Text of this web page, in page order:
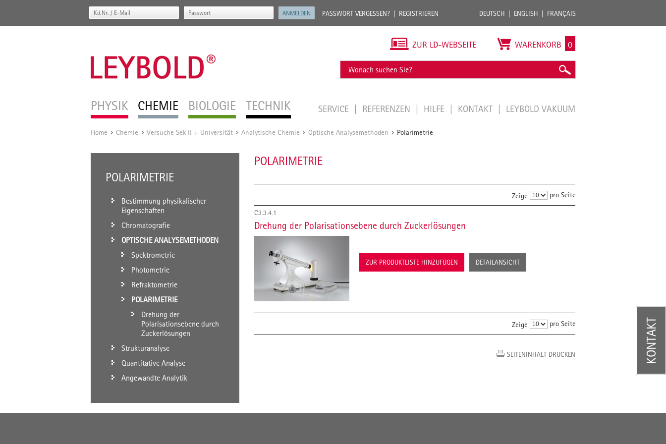
PASSWORT VERGESSEN? REGISTRIEREN DEUTSCH ENGLISH FRANÇAIS
PHYSIK CHEMIE BIOLOGIE TECHNIK
ZUR LD-WEBSEITE WARENKORB 0
SERVICE REFERENZEN HILFE KONTAKT LEYBOLD VAKUUM
Home / Chemie / Versuche Sek II + Universität / Analytische Chemie / Optische Analysemethoden / Polarimetrie
POLARIMETRIE
Bestimmung physikalischer
Eigenschaften
Chromatografie
OPTISCHE ANALYSEMETHODEN
Spektrometrie
Photometrie
Refraktometrie
POLARIMETRIE
Drehung der
Polarisationsebene durch
Zuckerlösungen
Strukturanalyse
Quantitative Analyse
Angewandte Analytik
POLARIMETRIE
Zeige pro Seite
C3.3.4.1
Drehung der Polarisationsebene durch Zuckerlösungen
ZUR PRODUKTLISTE HINZUFÜGEN DETAILANSICHT
Zeige pro Seite
SEITENINHALT DRUCKEN KONTAKT